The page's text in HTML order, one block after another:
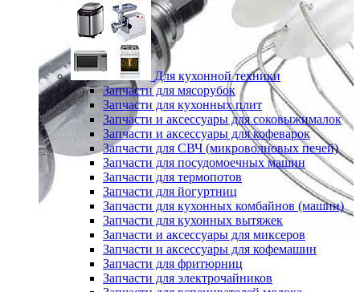
Для кухонной техники
Запчасти для мясорубок
Запчасти для кухонных плит
Запчасти и аксессуары для соковыжималок
Запчасти и аксессуары для кофеварок
Запчасти для СВЧ (микроволновых печей)
Запчасти для посудомоечных машин
Запчасти для термопотов
Запчасти для йогуртниц
Запчасти для кухонных комбайнов (машин)
Запчасти для кухонных вытяжек
Запчасти и аксессуары для миксеров
Запчасти и аксессуары для кофемашин
Запчасти для фритюрниц
Запчасти для электрочайников